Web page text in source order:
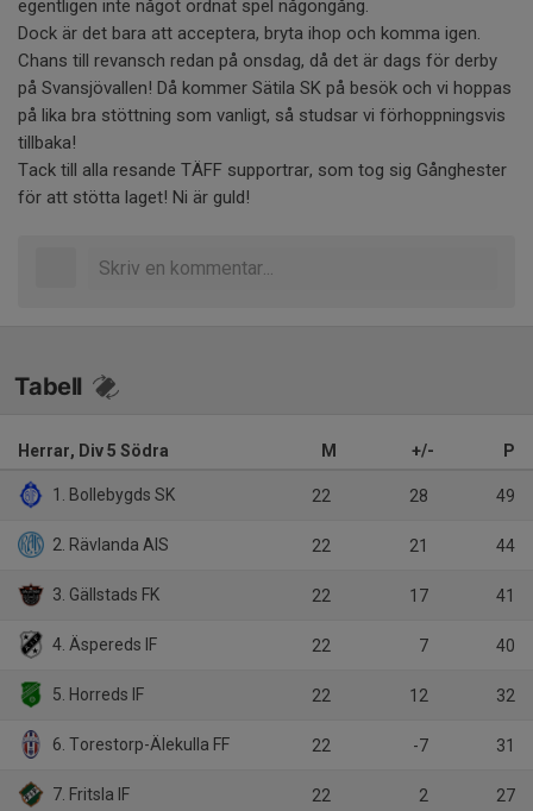
egentligen inte något ordnat spel någongång.
Dock är det bara att acceptera, bryta ihop och komma igen.
Chans till revansch redan på onsdag, då det är dags för derby
på Svansjövallen! Då kommer Sätila SK på besök och vi hoppas
på lika bra stöttning som vanligt, så studsar vi förhoppningsvis
tillbaka!
Tack till alla resande TÄFF supportrar, som tog sig Gånghester
för att stötta laget! Ni är guld!
Tabell
Herrar, Div 5 Södra M +/- P
1. Bollebygds SK 22 28 49
2. Rävlanda AIS 22 21 44
3. Gällstads FK 22 17 41
4. Äspereds IF 22 7 40
5. Horreds IF 22 12 32
6. Torestorp-Älekulla FF 22 -7 31
7. Fritsla IF 22 2 27